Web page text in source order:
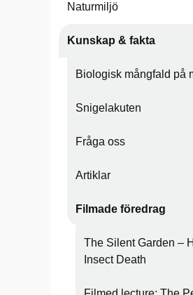
Naturmiljö
Kunskap & fakta
Biologisk mångfald på
Snigelakuten
Fråga oss
Artiklar
Filmade föredrag
The Silent Garden –
Insect Death